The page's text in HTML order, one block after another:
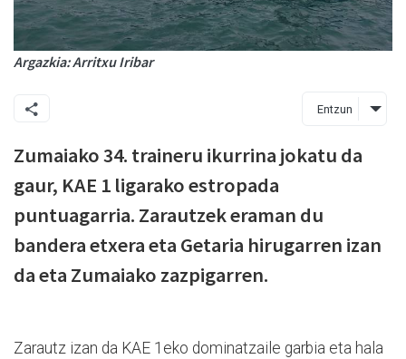
Argazkia: Arritxu Iribar
Entzun
Zumaiako 34. traineru ikurrina jokatu da
gaur, KAE 1 ligarako estropada
puntuagarria. Zarautzek eraman du
bandera etxera eta Getaria hirugarren izan
da eta Zumaiako zazpigarren.
Zarautz izan da KAE 1eko dominatzaile garbia eta hala